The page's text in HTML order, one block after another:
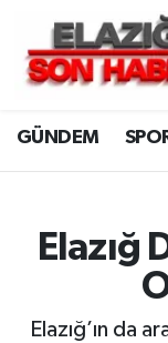
GÜNDEM
Elazığ
Elazığ’ın da
CANLI
ASAYİŞ
BİLİM VE
DÜNYA
Merkez
Merkez
Süper Lig
Tüm
Son Dakika